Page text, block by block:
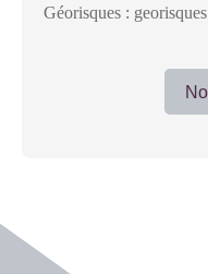
Géorisques :